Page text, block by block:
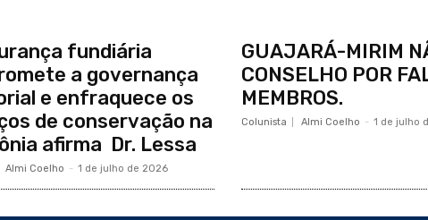
fundiária
a governança
e enfraquece os
de conservação na
afirma Dr. Lessa
Almi Coelho - 1 de julho de 2026
GUAJARÁ-MIRIM
CONSELHO POR
MEMBROS.
Colunista Almi Coelho - 1 de julho